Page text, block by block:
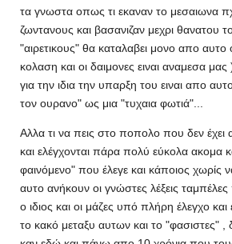
τα γνωστα οπως τι εκαναν το μεσαιωνα
ζωντανους και βασανιζαν μεχρι θανατου
"αιρετικους" θα καταλαβει μονο απο αυτο
κολαση και οι δαιμονες ειναι αναμεσα μας
για την ιδια την υπαρξη του ειναι απο
τον ουρανο" ως μια "τυχαια φωτιά"...
Αλλα τι να πεις στο ποπολο που δεν έχει
και ελέγχονται πάρα πολύ εύκολα ακομα
φαινόμενο" που έλεγε και κάποιος χωρίς
αυτο ανήκουν οι γνώστες λέξεις
ο ιδιος και οι μάζες υπό πλήρη έλεγχο και
το κακό μεταξυ αυτων και το "φασιστες" ,